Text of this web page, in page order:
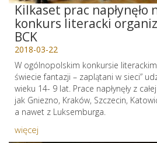
Kilkaset prac napłynęło
konkurs literacki
BCK
2018-03-22
W ogólnopolskim konkursie literackim
świecie fantazji – zaplątani w sieci”
wieku 14- 9 lat. Prace napłynęły z
jak Gniezno, Kraków, Szczecin,
a nawet z Luksemburga.
więcej